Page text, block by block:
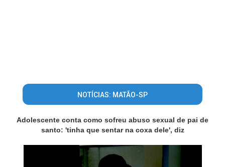
NOTÍCIAS: MATÃO-SP
Adolescente conta como sofreu abuso sexual de pai de
santo: 'tinha que sentar na coxa dele', diz